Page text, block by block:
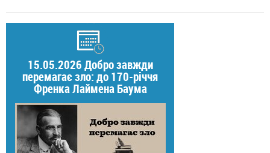
15.05.2026 Добро завжди
перемагає зло: до 170-річчя
Френка Лаймена Баума